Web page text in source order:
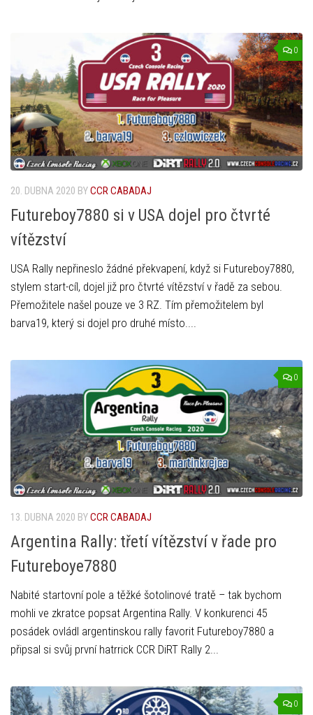
0
20. DUBNA 2020 BYCCR CABADAJ
Futureboy7880 si v USA dojel pro čtvrté
vítězství
USA Rally nepřineslo žádné překvapení, když si Futureboy7880,
stylem start-cíl, dojel již pro čtvrté vítězství v řadě za sebou.
Přemožitele našel pouze ve 3 RZ. Tím přemožitelem byl
barva19, který si dojel pro druhé místo....
0
13. DUBNA 2020 BYCCR CABADAJ
Argentina Rally: třetí vítězství v řade pro
Futureboye7880
Nabité startovní pole a těžké šotolinové tratě – tak bychom
mohli ve zkratce popsat Argentina Rally. V konkurenci 45
posádek ovládl argentinskou rally favorit Futureboy7880 a
připsal si svůj první hatrrick CCR DiRT Rally 2...
0